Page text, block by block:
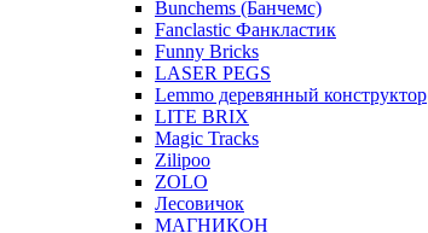
Bunchems (Банчемс)
Fanclastic Фанкластик
Funny Bricks
LASER PEGS
Lemmo деревянный конструктор
LITE BRIX
Magic Tracks
Zilipoo
ZOLO
Лесовичок
МАГНИКОН